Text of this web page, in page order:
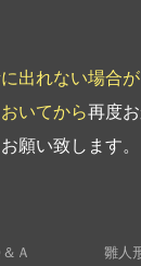
出れない場合が
いてから再度
願い致します。
＆Ａ
雛人